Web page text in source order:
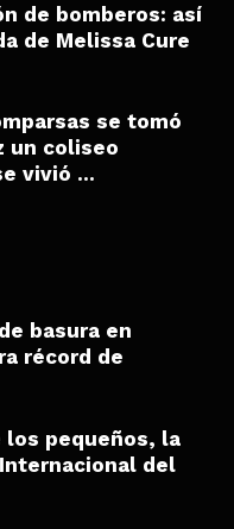
de bomberos: así
de Melissa Cure
se tomó
un coliseo
vivió ...
basura en
récord de
los pequeños, la
del